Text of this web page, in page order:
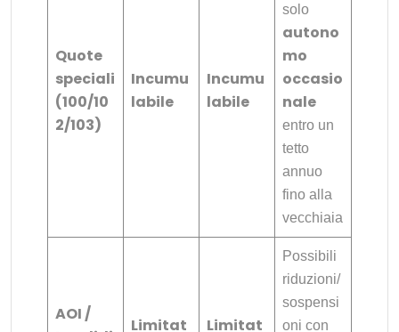
Quote
speciali
(100/10
2/103)
Incumu
labile
Incumu
labile
solo
autono
mo
occasio
nale
entro un
tetto
annuo
fino alla
vecchiaia
AOI /
Limitat
Limitat
Possibili
riduzioni/
sospensi
oni con